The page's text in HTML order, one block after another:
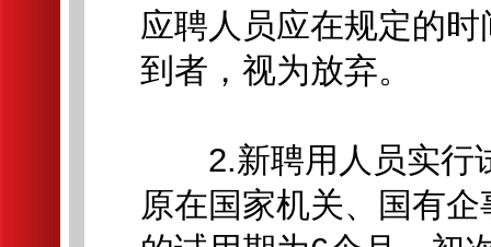
应聘人员应在规定的
到者，视为放弃。
2.新聘用人员实行
原在国家机关、国有